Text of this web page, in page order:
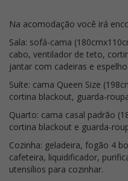
Na acomodação você irá
Sala: sofá-cama
cabo, ventilador de teto,
jantar com cadeiras e espelho.
Suíte: cama Queen Size
cortina blackout, guarda-
Quarto: cama casal padrão
cortina blackout e guarda-
Cozinha: geladeira, fogão 4
cafeteira, liquidificador,
utensílios para cozinhar.